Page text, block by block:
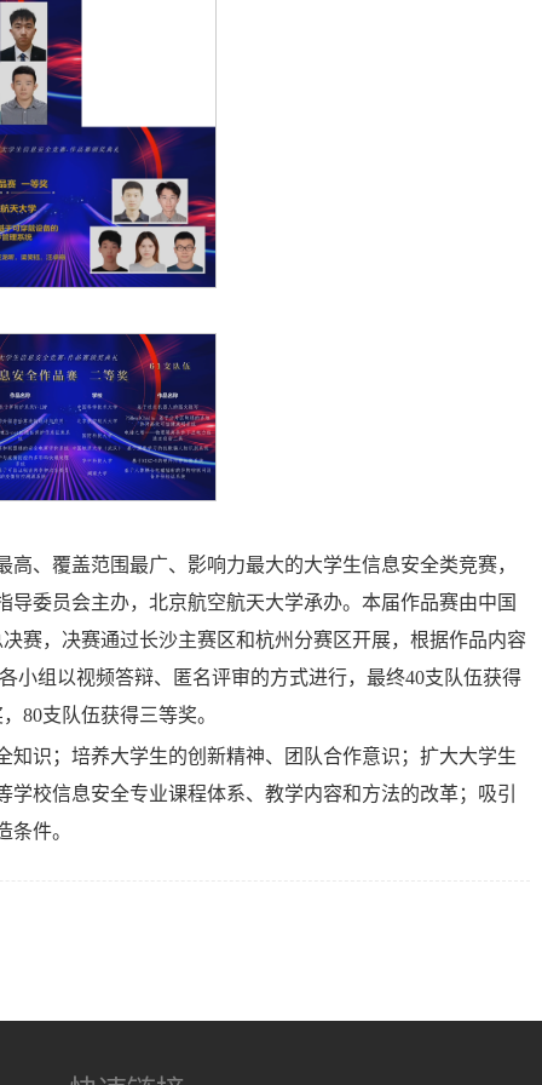
、覆盖范围最广、影响力最大的大学生信息安全类竞赛，
委员会主办，北京航空航天大学承办。本届作品赛由中国
赛，决赛通过长沙主赛区和杭州分赛区开展，根据作品内容
小组以视频答辩、匿名评审的方式进行，最终40支队伍获得
80支队伍获得三等奖。
识；培养大学生的创新精神、团队合作意识；扩大大学生
校信息安全专业课程体系、教学内容和方法的改革；吸引
件。